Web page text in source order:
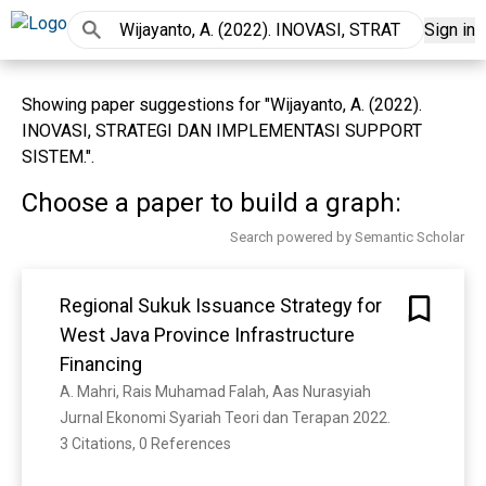
Sign in
Showing paper suggestions for "Wijayanto, A. (2022).
INOVASI, STRATEGI DAN IMPLEMENTASI SUPPORT
SISTEM.".
Choose a paper to build a graph:
Search powered by Semantic Scholar
Regional Sukuk Issuance Strategy for
West Java Province Infrastructure
Financing
A. Mahri, Rais Muhamad Falah, Aas Nurasyiah
Jurnal Ekonomi Syariah Teori dan Terapan 2022.
3 Citations, 0 References